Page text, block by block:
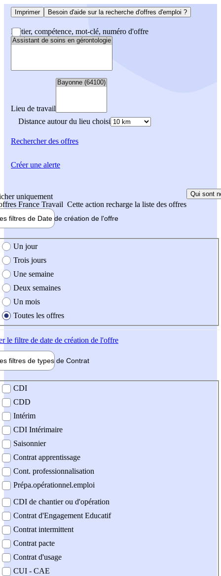
Imprimer Besoin d'aide sur la recherche d'offres d'emploi ?
Métier, compétence, mot-clé, numéro d'offre
Lieu de travail
Distance autour du lieu choisi
Rechercherdes offres
uniquement
France Travail Cette action recharge la liste des offres
Qui sont
filtres de Date de création de l'offre
création de l'offre
Un jour
Trois jours
Une semaine
Deux semaines
Un mois
Toutes les offres
le filtre de date de création de l'offre
filtres de types de Contrat
contrat
CDI
CDD
Intérim
CDI Intérimaire
Saisonnier
Contrat apprentissage
Cont. professionnalisation
Prépa.opérationnel.emploi
CDI de chantier ou d'opération
Contrat d'Engagement Educatif
Contrat intermittent
Contrat pacte
Contrat d'usage
CUI - CAE
Créer une alerte